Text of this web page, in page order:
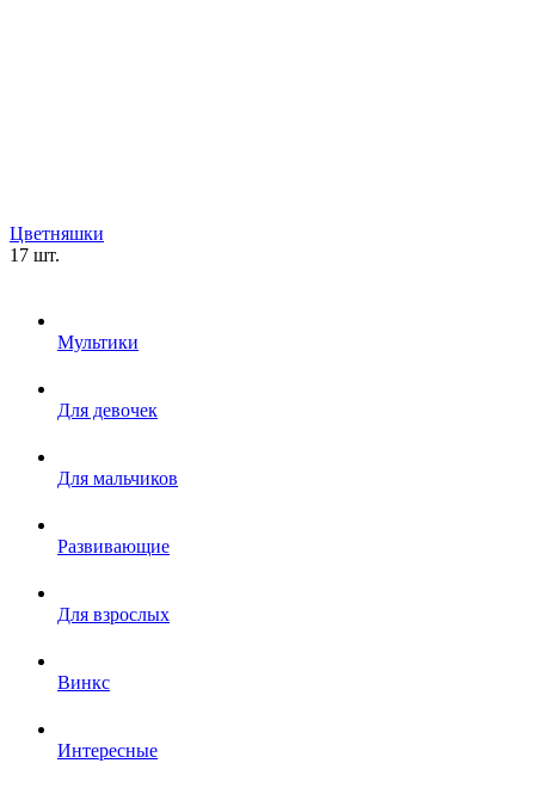
Цветняшки
17 шт.
Мультики
Для девочек
Для мальчиков
Развивающие
Для взрослых
Винкс
Интересные